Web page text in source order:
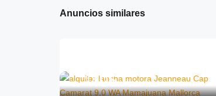
Anuncios similares
de
€495/medio día